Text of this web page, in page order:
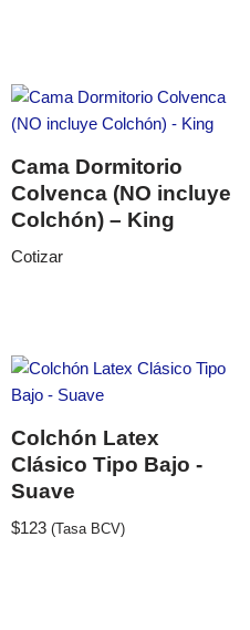
Cama Dormitorio
Colvenca (NO incluye
Colchón) – King
Cotizar
Colchón Latex
Clásico Tipo Bajo -
Suave
$123 (Tasa BCV)